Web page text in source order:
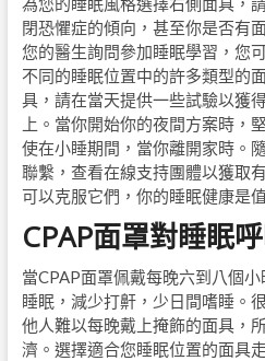
閉恐懼症的傾向，甚至你是否有
您的醫生詢問參加睡眠學習，您
不同的睡眠位置中的許多類型的
具，請在當天提供一些試驗以獲
上。當你開始你的夜間方案時，
使在小睡期間，當你離開家時。
聯繫，查看在線支持團體以獲取
可以克服它們，你的睡眠健康是
CPAP面罩對睡眠
當CPAP面罩佩戴每晚六到八個
睡眠，減少打鼾，少日間嗜睡。
他人難以每晚戴上掩飾的面具，
濟。選擇適合您睡眠位置的面具